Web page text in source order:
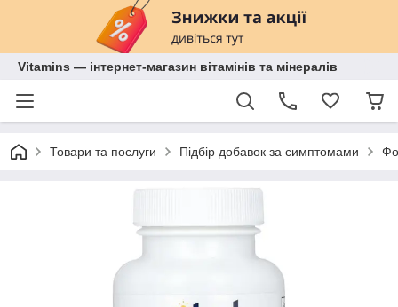
Vitamins — інтернет-магазин вітамінів та мінералів
Товари та послуги Підбір добавок за симптомами